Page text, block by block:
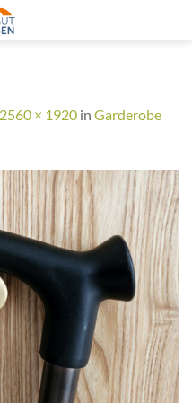
2560 × 1920 in Garderobe